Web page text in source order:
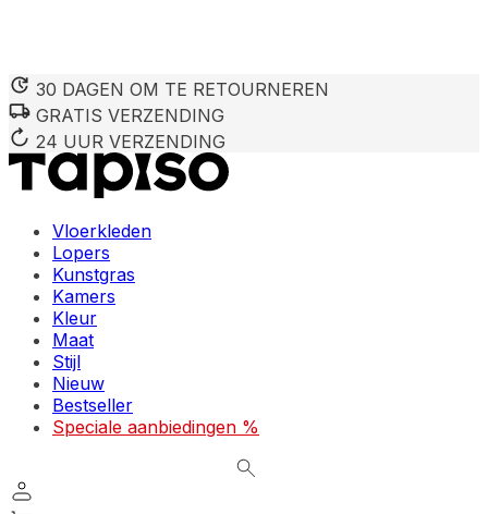
30 DAGEN OM TE RETOURNEREN
GRATIS VERZENDING
24 UUR VERZENDING
Vloerkleden
Lopers
Kunstgras
Kamers
Kleur
Maat
Stijl
Nieuw
Bestseller
Speciale aanbiedingen %
We gebruiken cookies om inhoud en advertenties te
deze informatie combineren met andere gegevens die u
diensten.
Noodzakelijk
Noodzakelijke cookies zijn essentieel voor de
verandert, zoals uw voorkeurstaal of de regio waar u zich